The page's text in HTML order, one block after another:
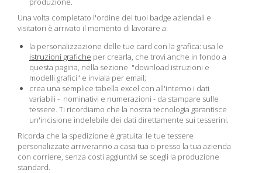
Una volta completato l'ordine dei tuoi badge aziendali e
visitatori è arrivato il momento di lavorare a:
la personalizzazione delle tue card con la grafica: usa le
istruzioni grafiche per crearla, che trovi anche in fondo a
questa pagina, nella sezione "download istruzioni e
modelli grafici" e inviala per email;
crea una semplice tabella excel con all'interno i dati
variabili - nominativi e numerazioni - da stampare sulle
tessere. Ti ricordiamo che la nostra tecnologia garantisce
un'incisione indelebile dei dati direttamente sui tesserini.
Ricorda che la spedizione è gratuita: le tue tessere
personalizzate arriveranno a casa tua o presso la tua azienda
con corriere, senza costi aggiuntivi se scegli la produzione
standard.